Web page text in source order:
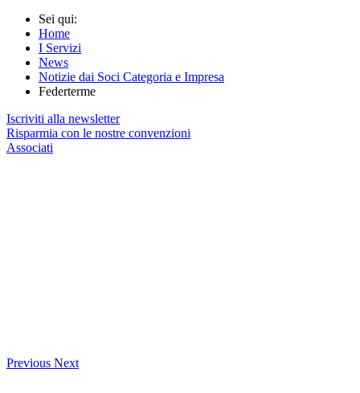
Sei qui:
Home
I Servizi
News
Notizie dai Soci Categoria e Impresa
Federterme
Iscriviti alla newsletter
Risparmia con le nostre convenzioni
Associati
Previous Next